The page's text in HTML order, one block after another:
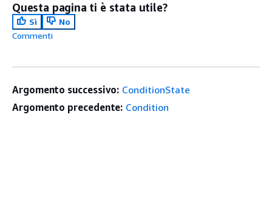
Questa pagina ti è stata utile?
Sì
No
Commenti
Argomento successivo: ConditionState
Argomento precedente: Condition